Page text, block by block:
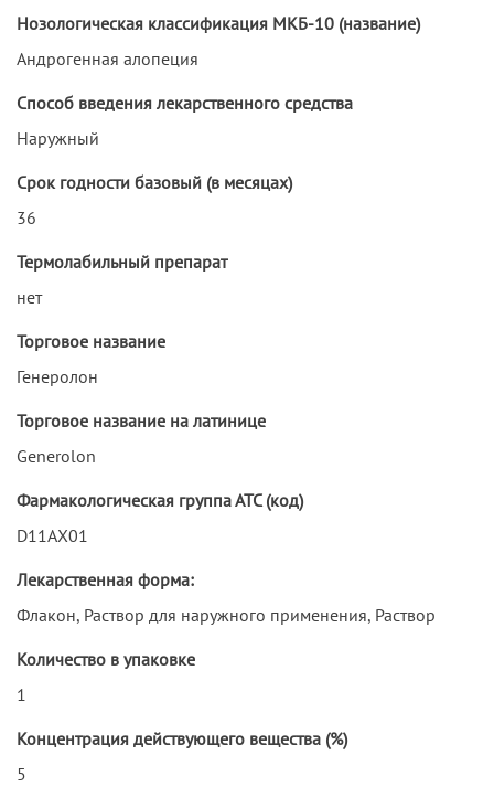
Нозологическая классификация МКБ-10 (название)
Андрогенная алопеция
Способ введения лекарственного средства
Наружный
Срок годности базовый (в месяцах)
36
Термолабильный препарат
нет
Торговое название
Генеролон
Торговое название на латинице
Generolon
Фармакологическая группа АТС (код)
D11AX01
Лекарственная форма:
Флакон, Раствор для наружного применения, Раствор
Количество в упаковке
1
Концентрация действующего вещества (%)
5